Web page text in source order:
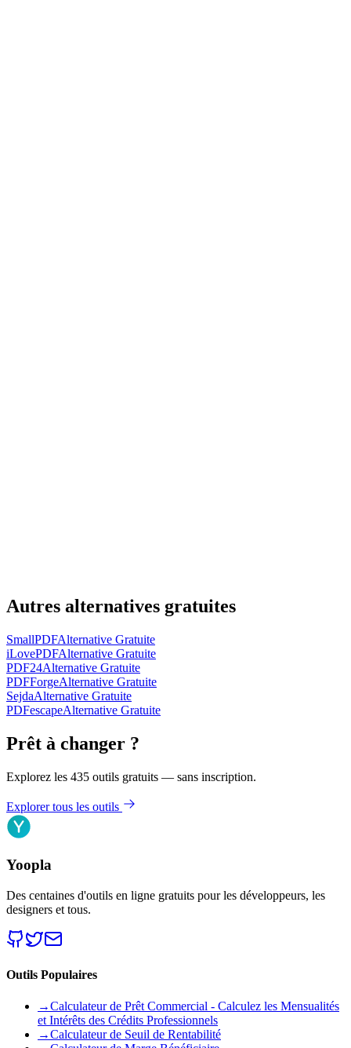
Autres alternatives gratuites
SmallPDFAlternative Gratuite
iLovePDFAlternative Gratuite
PDF24Alternative Gratuite
PDFForgeAlternative Gratuite
SejdaAlternative Gratuite
PDFescapeAlternative Gratuite
Prêt à changer ?
Explorez les 435 outils gratuits — sans inscription.
Explorer tous les outils
Yoopla
Des centaines d'outils en ligne gratuits pour les développeurs, les
designers et tous.
Outils Populaires
→Calculateur de Prêt Commercial - Calculez les Mensualités
et Intérêts des Crédits Professionnels
→Calculateur de Seuil de Rentabilité